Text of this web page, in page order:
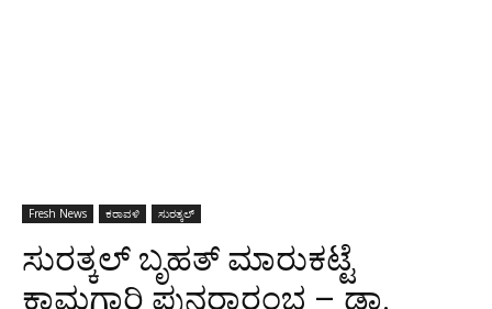
Fresh News ಕರಾವಳಿ ಸುರತ್ಕಲ್
ಸುರತ್ಕಲ್ ಬೃಹತ್ ಮಾರುಕಟ್ಟೆ
ಕಾಮಗಾರಿ ಪುನರಾರಂಭ – ಡಾ.